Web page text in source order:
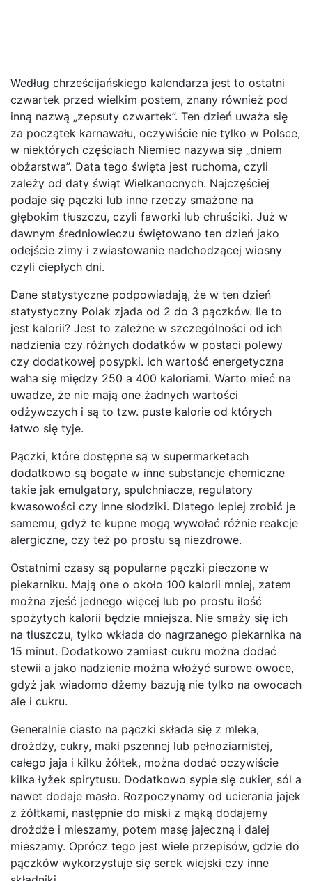
Według chrześcijańskiego kalendarza jest to ostatni
czwartek przed wielkim postem, znany również pod
inną nazwą „zepsuty czwartek”. Ten dzień uważa się
za początek karnawału, oczywiście nie tylko w Polsce,
w niektórych częściach Niemiec nazywa się „dniem
obżarstwa”. Data tego święta jest ruchoma, czyli
zależy od daty świąt Wielkanocnych. Najczęściej
podaje się pączki lub inne rzeczy smażone na
głębokim tłuszczu, czyli faworki lub chruściki. Już w
dawnym średniowieczu świętowano ten dzień jako
odejście zimy i zwiastowanie nadchodzącej wiosny
czyli ciepłych dni.
Dane statystyczne podpowiadają, że w ten dzień
statystyczny Polak zjada od 2 do 3 pączków. Ile to
jest kalorii? Jest to zależne w szczególności od ich
nadzienia czy różnych dodatków w postaci polewy
czy dodatkowej posypki. Ich wartość energetyczna
waha się między 250 a 400 kaloriami. Warto mieć na
uwadze, że nie mają one żadnych wartości
odżywczych i są to tzw. puste kalorie od których
łatwo się tyje.
Pączki, które dostępne są w supermarketach
dodatkowo są bogate w inne substancje chemiczne
takie jak emulgatory, spulchniacze, regulatory
kwasowości czy inne słodziki. Dlatego lepiej zrobić je
samemu, gdyż te kupne mogą wywołać różnie reakcje
alergiczne, czy też po prostu są niezdrowe.
Ostatnimi czasy są popularne pączki pieczone w
piekarniku. Mają one o około 100 kalorii mniej, zatem
można zjeść jednego więcej lub po prostu ilość
spożytych kalorii będzie mniejsza. Nie smaży się ich
na tłuszczu, tylko wkłada do nagrzanego piekarnika na
15 minut. Dodatkowo zamiast cukru można dodać
stewii a jako nadzienie można włożyć surowe owoce,
gdyż jak wiadomo dżemy bazują nie tylko na owocach
ale i cukru.
Generalnie ciasto na pączki składa się z mleka,
drożdży, cukry, maki pszennej lub pełnoziarnistej,
całego jaja i kilku żółtek, można dodać oczywiście
kilka łyżek spirytusu. Dodatkowo sypie się cukier, sól a
nawet dodaje masło. Rozpoczynamy od ucierania jajek
z żółtkami, następnie do miski z mąką dodajemy
drożdże i mieszamy, potem masę jajeczną i dalej
mieszamy. Oprócz tego jest wiele przepisów, gdzie do
pączków wykorzystuje się serek wiejski czy inne